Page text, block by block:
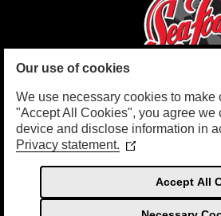
Our use of cookies
We use necessary cookies to make
"Accept All Cookies", you agree we
device and disclose information in
Privacy statement. (Opens
in
new
window)
Accept All